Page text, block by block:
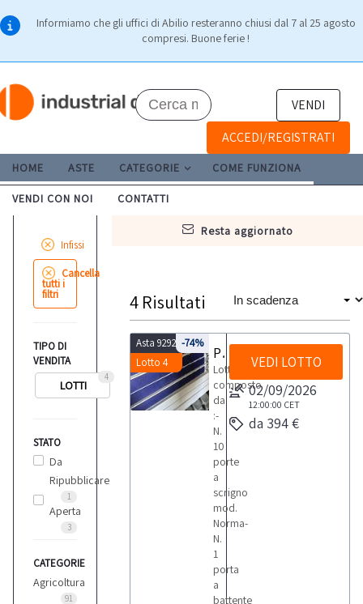
Informiamo che gli uffici di Abilio resteranno chiusi dal 7 al 25 agosto
compresi. Buone ferie !
VENDI
ACCEDI/REGISTRATI
HOME ASTE CATEGORIE COME FUNZIONA
VENDI CON NOI CONTATTI
resta aggiornato
Infissi
Cancella
tutti i
filtri
TIPO DI
VENDITA
4
LOTTI
STATO
Da
Ripubblicare
1
Aperta
3
CATEGORIE
Agricoltura
91
4 Risultati
Asta 9292
Lotto 4
-74%
Porte a scrigno e battenti
Lotto
composto
da
:-
N.
10
porte
a
scrigno
mod.
Norma-
N.
1
porta
a
battente
VEDI LOTTO
02/09/2026
12:00:00 CET
da 394 €